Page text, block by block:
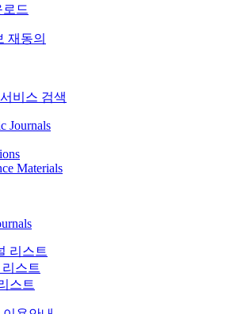
드
재동의
비스 검색
Journals
Materials
리스트
스트
스트